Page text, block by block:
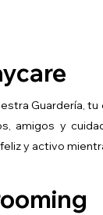
Guardería,
amigos y
y activo